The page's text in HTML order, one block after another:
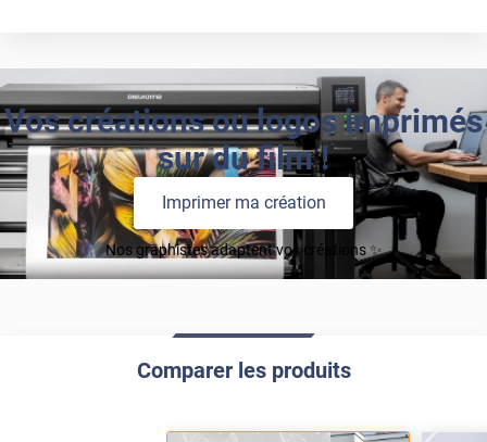
Vos créations ou logos imprimés
sur du film !
Imprimer ma création
Nos graphistes adaptent vos créations ✨
Comparer les produits